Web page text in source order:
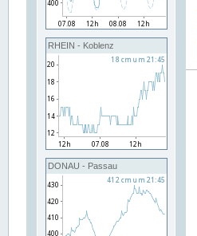
RHEIN - Koblenz
DONAU - Passau